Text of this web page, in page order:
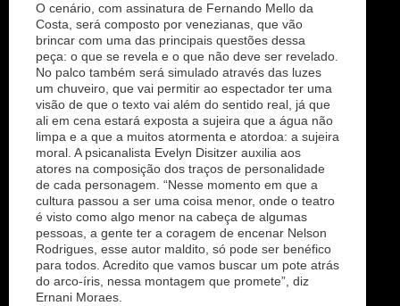
O cenário, com assinatura de Fernando Mello da
Costa, será composto por venezianas, que vão
brincar com uma das principais questões dessa
peça: o que se revela e o que não deve ser revelado.
No palco também será simulado através das luzes
um chuveiro, que vai permitir ao espectador ter uma
visão de que o texto vai além do sentido real, já que
ali em cena estará exposta a sujeira que a água não
limpa e a que a muitos atormenta e atordoa: a sujeira
moral. A psicanalista Evelyn Disitzer auxilia aos
atores na composição dos traços de personalidade
de cada personagem. “Nesse momento em que a
cultura passou a ser uma coisa menor, onde o teatro
é visto como algo menor na cabeça de algumas
pessoas, a gente ter a coragem de encenar Nelson
Rodrigues, esse autor maldito, só pode ser benéfico
para todos. Acredito que vamos buscar um pote atrás
do arco-íris, nessa montagem que promete”, diz
Ernani Moraes.